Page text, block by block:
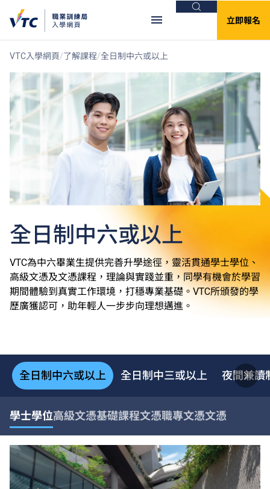
搜尋
立即報名
VTC入學網頁 了解課程 全日制中六或以上
全日制中六或以上
VTC為中六畢業生提供完善升學途徑，靈活貫通學士學位、
高級文憑及文憑課程，理論與實踐並重，同學有機會於學習
期間體驗到真實工作環境，打穩專業基礎。VTC所頒發的學
歷廣獲認可，助年輕人一步步向理想邁進。
全日制中六或以上 全日制中三或以上 夜間兼讀
學士學位高級文憑基礎課程文憑職專文憑文憑